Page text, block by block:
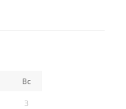
Вс
3